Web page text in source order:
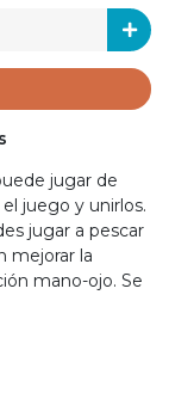
jugar de
juego y unirlos.
jugar a pescar
mejorar la
mano-ojo. Se